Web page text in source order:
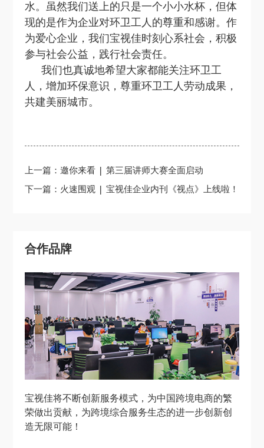
水。虽然我们送上的只是一个小小水杯，但体
现的是作为企业对环卫工人的尊重和感谢。作
为爱心企业，我们宝视佳时刻心系社会，积极
参与社会公益，践行社会责任。
我们也真诚地希望大家都能关注环卫工
人，增加环保意识，尊重环卫工人劳动成果，
共建美丽城市。
上一篇：邀你来看 | 第三届讲师大赛全面启动
下一篇：火速围观 | 宝视佳企业内刊《视点》上线啦！
合作品牌
宝视佳将不断创新服务模式，为中国跨境电商的繁
荣做出贡献，为跨境综合服务生态的进一步创新创
造无限可能！